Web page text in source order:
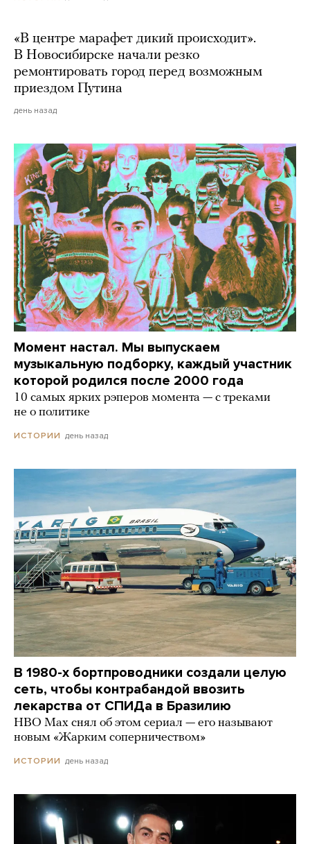
«В центре марафет дикий происходит».
В Новосибирске начали резко
ремонтировать город перед возможным
приездом Путина
день назад
Момент настал. Мы выпускаем
музыкальную подборку, каждый участник
которой родился после 2000 года
10 самых ярких рэперов момента — с треками
не о политике
ИСТОРИИ день назад
В 1980-х бортпроводники создали целую
сеть, чтобы контрабандой ввозить
лекарства от СПИДа в Бразилию
HBO Max снял об этом сериал — его называют
новым «Жарким соперничеством»
ИСТОРИИ день назад